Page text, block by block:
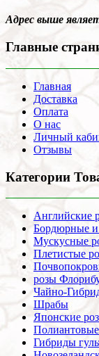
Адрес выше
Главные
Главная
Доставка
Оплата
О нас
Личный
Отзывы
Категории
Английские
Бордюрные
Мускусные
Плетистые
розы
Чайно-
Шрабы
Японские
Гибриды